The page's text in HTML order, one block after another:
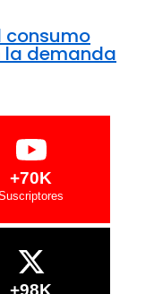
consumo
la demanda
+70K